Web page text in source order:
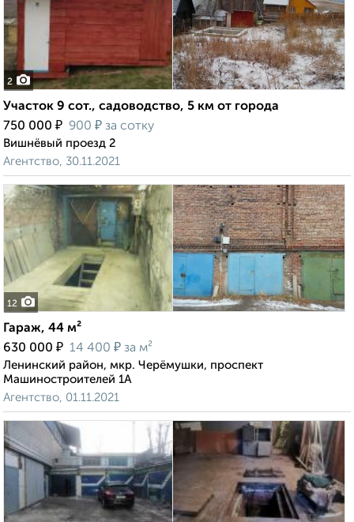
2
Участок 9 сот., садоводство, 5 км от города
750 000 ₽ 900 ₽ за сотку
Вишнёвый проезд 2
Агентство, 30.11.2021
12
Гараж, 44 м²
630 000 ₽ 14 400 ₽ за м²
Ленинский район, мкр. Черёмушки, проспект
Машиностроителей 1А
Агентство, 01.11.2021